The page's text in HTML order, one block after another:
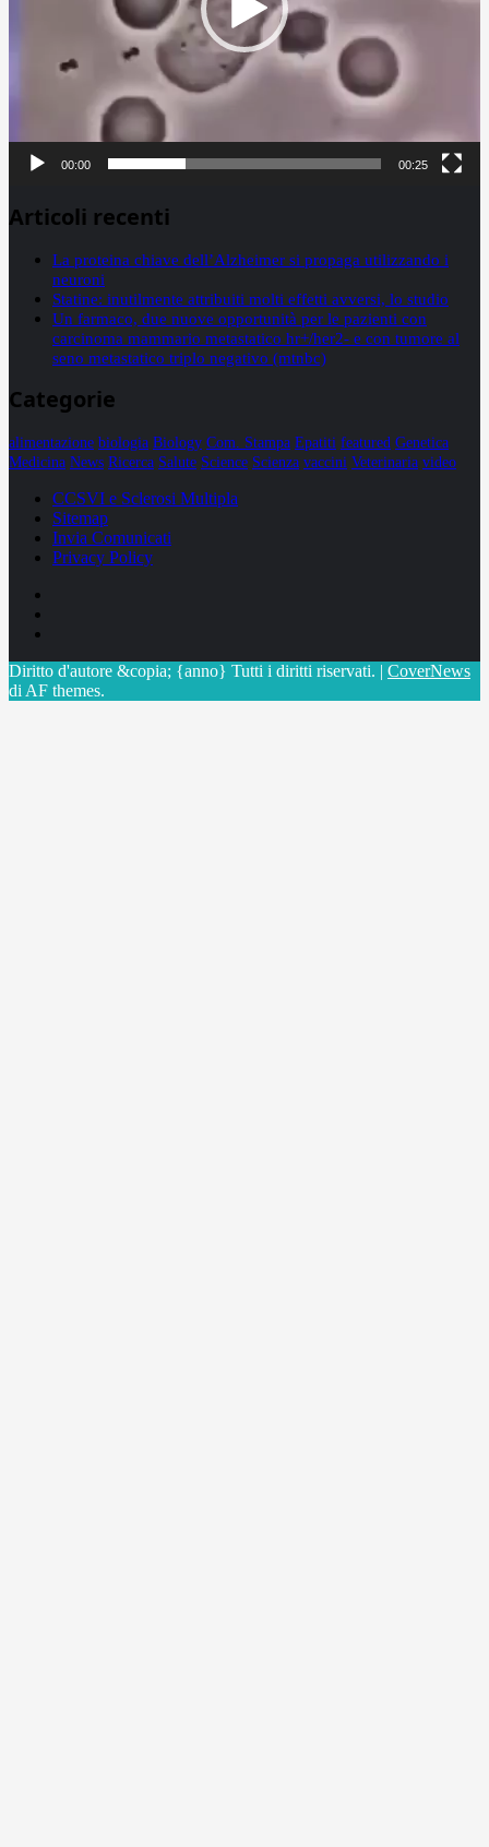
00:00 00:25
Articoli recenti
La proteina chiave dell’Alzheimer si propaga utilizzando i
neuroni
Statine: inutilmente attribuiti molti effetti avversi, lo studio
Un farmaco, due nuove opportunità per le pazienti con
carcinoma mammario metastatico hr+/her2- e con tumore al
seno metastatico triplo negativo (mtnbc)
Categorie
alimentazione biologia Biology Com. Stampa Epatiti featured Genetica
Medicina News Ricerca Salute Science Scienza vaccini Veterinaria video
CCSVI e Sclerosi Multipla
Sitemap
Invia Comunicati
Privacy Policy
Diritto d'autore &copia; {anno} Tutti i diritti riservati. | CoverNews
di AF themes.